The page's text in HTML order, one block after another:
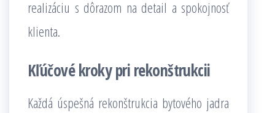
realizáciu s dôrazom na detail a spokojnosť
klienta.
Kľúčové kroky pri rekonštrukcii
Každá úspešná rekonštrukcia bytového jadra